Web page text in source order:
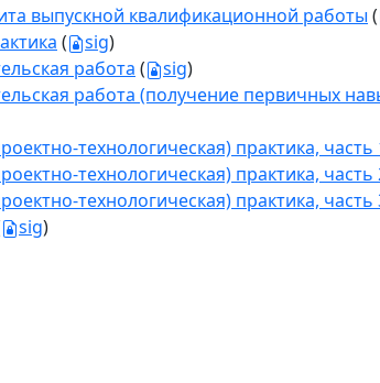
выпускной квалификационной работы (
( sig)
работа ( sig)
работа (получение первичных
технологическая) практика, часть
технологическая) практика, часть
технологическая) практика, часть
sig)